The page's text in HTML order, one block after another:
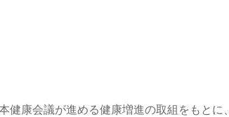
康会議が進める健康増進の取組をもとに